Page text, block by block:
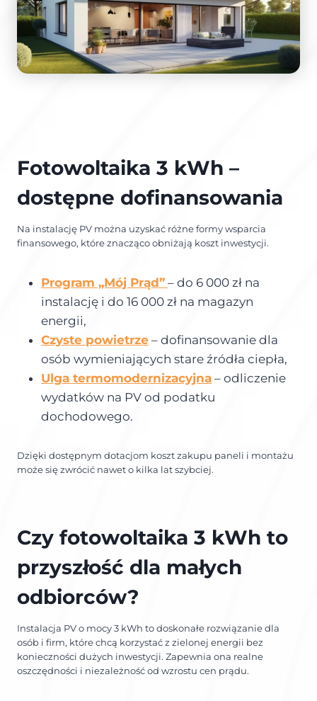
Fotowoltaika 3 kWh –
dostępne dofinansowania
Na instalację PV można uzyskać różne formy wsparcia
finansowego, które znacząco obniżają koszt inwestycji.
Program „Mój Prąd” – do 6 000 zł na
instalację i do 16 000 zł na magazyn
energii,
Czyste powietrze – dofinansowanie dla
osób wymieniających stare źródła ciepła,
Ulga termomodernizacyjna – odliczenie
wydatków na PV od podatku
dochodowego.
Dzięki dostępnym dotacjom koszt zakupu paneli i montażu
może się zwrócić nawet o kilka lat szybciej.
Czy fotowoltaika 3 kWh to
przyszłość dla małych
odbiorców?
Instalacja PV o mocy 3 kWh to doskonałe rozwiązanie dla
osób i firm, które chcą korzystać z zielonej energii bez
konieczności dużych inwestycji. Zapewnia ona realne
oszczędności i niezależność od wzrostu cen prądu.